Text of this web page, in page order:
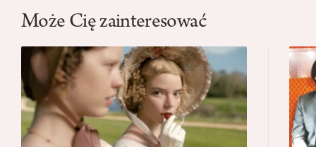
Może Cię zainteresować